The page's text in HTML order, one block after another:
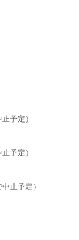
止予定）
予定）
中止予定）